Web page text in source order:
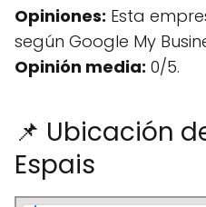
Opiniones: Esta
según Google My
Opinión media: 0/5.
📌 Ubicación
Espais